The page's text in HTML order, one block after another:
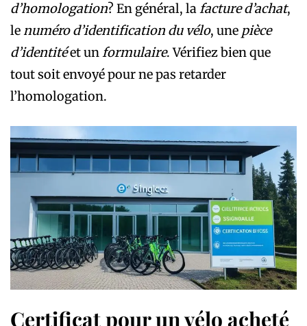
d’homologation? En général, lafacture d’achat,
lenuméro d’identification du vélo, une pièce
d’identitéet unformulaire. Vérifiez bien que
tout soit envoyé pour ne pas retarder
l’homologation.
Certificat pour un vélo acheté